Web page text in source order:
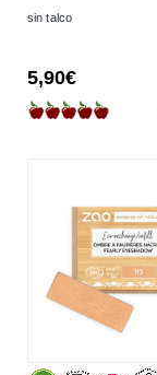
sin talco
5,90€